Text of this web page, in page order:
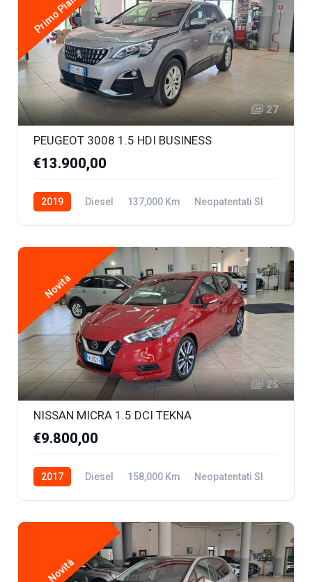
Primo Piano
27
PEUGEOT 3008 1.5 HDI BUSINESS
€13.900,00
2019 Diesel 137,000 Km Neopatentati SI
Novità
25
NISSAN MICRA 1.5 DCI TEKNA
€9.800,00
2017 Diesel 158,000 Km Neopatentati SI
Novità